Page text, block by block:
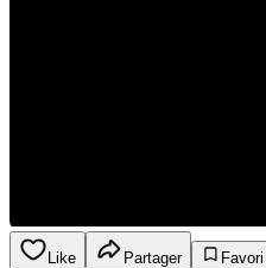
Like Partager
Favori